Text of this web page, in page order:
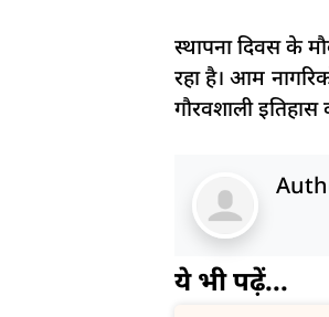
स्थापना दिवस के
रहा है। आम
गौरवशाली
ये भी पढ़ें...